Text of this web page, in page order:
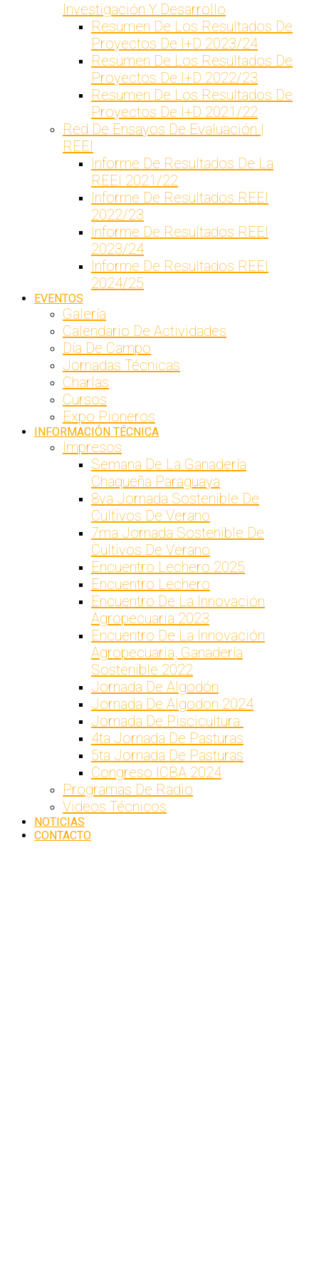
Investigación Y Desarrollo
Resumen De Los Resultados De
Proyectos De I+D 2023/24
Resumen De Los Resultados De
Proyectos De I+D 2022/23
Resumen De Los Resultados De
Proyectos De I+D 2021/22
Red De Ensayos De Evaluación |
REEI
Informe De Resultados De La
REEI 2021/22
Informe De Resultados REEI
2022/23
Informe De Resultados REEI
2023/24
Informe De Resultados REEI
2024/25
EVENTOS
Galería
Calendario De Actividades
Día De Campo
Jornadas Técnicas
Charlas
Cursos
Expo Pioneros
INFORMACIÓN TÉCNICA
Impresos
Semana De La Ganadería
Chaqueña Paraguaya
8va Jornada Sostenible De
Cultivos De Verano
7ma Jornada Sostenible De
Cultivos De Verano
Encuentro Lechero 2025
Encuentro Lechero
Encuentro De La Innovación
Agropecuaria 2023
Encuentro De La Innovación
Agropecuaria, Ganadería
Sostenible 2022
Jornada De Algodón
Jornada De Algodon 2024
Jornada De Piscicultura
4ta Jornada De Pasturas
5ta Jornada De Pasturas
Congreso ICBA 2024
Programas De Radio
Videos Técnicos
NOTICIAS
CONTACTO